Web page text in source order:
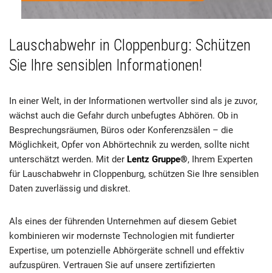
Lauschabwehr in Cloppenburg: Schützen
Sie Ihre sensiblen Informationen!
In einer Welt, in der Informationen wertvoller sind als je zuvor,
wächst auch die Gefahr durch unbefugtes Abhören. Ob in
Besprechungsräumen, Büros oder Konferenzsälen – die
Möglichkeit, Opfer von Abhörtechnik zu werden, sollte nicht
unterschätzt werden. Mit der Lentz Gruppe®, Ihrem Experten
für Lauschabwehr in Cloppenburg, schützen Sie Ihre sensiblen
Daten zuverlässig und diskret.
Als eines der führenden Unternehmen auf diesem Gebiet
kombinieren wir modernste Technologien mit fundierter
Expertise, um potenzielle Abhörgeräte schnell und effektiv
aufzuspüren. Vertrauen Sie auf unsere zertifizierten